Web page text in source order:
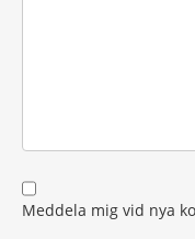
Meddela mig vid nya